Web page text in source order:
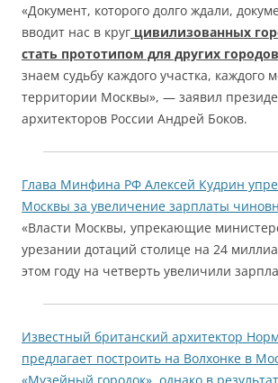
«Документ, которого долго ждали,
вводит нас в круг цивилизованных
стать прототипом для других городов
знаем судьбу каждого участка, каждого
территории Москвы», — заявил
архитекторов России Андрей Боков.
Глава Минфина РФ Алексей Кудрин
Москвы за увеличение зарплаты
«Власти Москвы, упрекающие
урезании дотаций столице на 24
этом году на четверть увеличили
Известный британский архитектор
предлагает построить на Волхонке в